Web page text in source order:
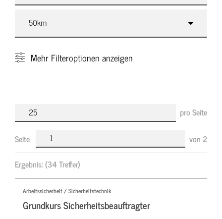
Mehr Filteroptionen anzeigen
pro Seite
Seite von2
Ergebnis:(34 Treffer)
Arbeitssicherheit / Sicherheitstechnik
Grundkurs Sicherheitsbeauftragter